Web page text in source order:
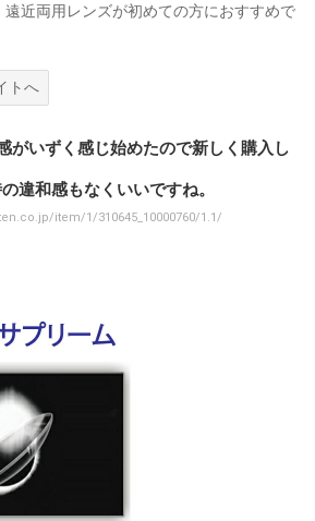
遠近両用レンズが初めての方におすすめで
トへ
がいずく感じ始めたので新しく購入し
違和感もなくいいですね。
item/1/310645_10000760/1.1/